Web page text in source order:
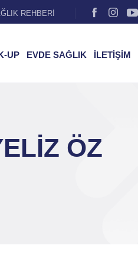
REHBERİ
UP EVDE SAĞLIK İLETİŞİM
ÖZ